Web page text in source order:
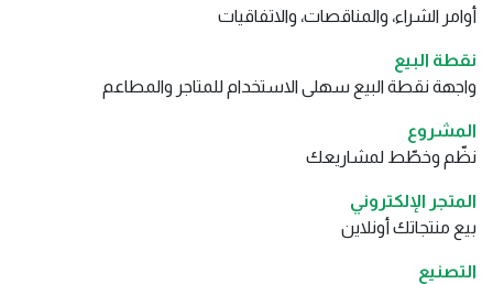
أوامر الشراء، والمناقصات، والاتفاقيات
نقطة البيع
واجهة نقطة البيع سهلى الاستخدام للمتاجر والمطاعم
المشروع
نظّم وخطّط لمشاريعك
المتجر الإلكتروني
بيع منتجاتك أونلاين
التصنيع